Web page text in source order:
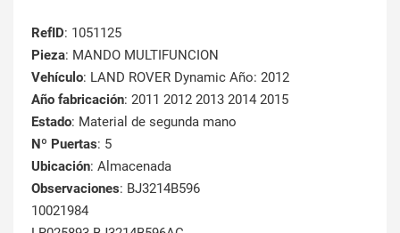
RefID: 1051125
Pieza: MANDO MULTIFUNCION
Vehículo: LAND ROVER Dynamic Año: 2012
Año fabricación: 2011 2012 2013 2014 2015
Estado: Material de segunda mano
Nº Puertas: 5
Ubicación: Almacenada
Observaciones: BJ3214B596
10021984